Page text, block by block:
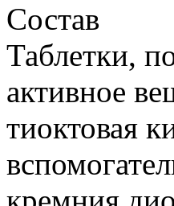
Состав
Таблетки,
активное
тиоктовая